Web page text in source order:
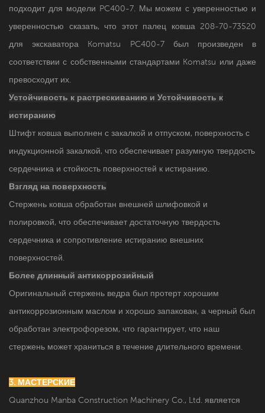
подходит для модели PC400-7. Мы можем с уверенностью и
уверенностью сказать, что этот палец ковша 208-70-73520
для экскаватора Komatsu PC400-7 был произведен в
соответствии с собственными стандартами Komatsu или даже
превосходит их.
Устойчивость к растрескиванию и Устойчивость к
истиранию
Штифт ковша выполнен с закалкой и отпуском, поверхность с
индукционной закалкой, что обеспечивает разумную твердость
сердечника и стойкость поверхностей к истиранию.
Взгляд на поверхность
Стержень ковша обработан внешней шлифовкой и
полировкой, что обеспечивает достаточную твердость
сердечника и сопротивление истиранию внешних
поверхностей.
Более длинный антикоррозийный
Оригинальный стержень ведра был протерт хорошим
антикоррозионным маслом и хорошо запакован, а черный был
обработан электрофорезом, что гарантирует, что наш
стержень может храниться в течение длительного времени.
3. МАСТЕРСКИЕ
Quanzhou Manba Construction Machinery Co., Ltd. является